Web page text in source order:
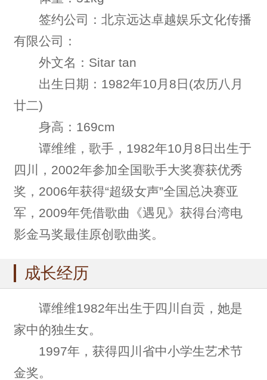
签约公司：北京远达卓越娱乐文化传播
有限公司：
外文名：Sitar tan
出生日期：1982年10月8日(农历八月
廿二)
身高：169cm
谭维维，歌手，1982年10月8日出生于
四川，2002年参加全国歌手大奖赛获优秀
奖，2006年获得“超级女声”全国总决赛亚
军，2009年凭借歌曲《遇见》获得台湾电
影金马奖最佳原创歌曲奖。
成长经历
谭维维1982年出生于四川自贡，她是
家中的独生女。
1997年，获得四川省中小学生艺术节
金奖。